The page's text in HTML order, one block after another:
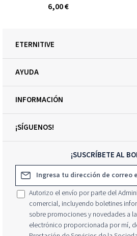
6,00 €
¡SUSCRÍBETE AL
Dirección de correo electrónico*
Autorizo el envío por parte del
comercial, incluyendo boletines
sobre promociones y novedades a
electrónico proporcionada por mí,
¡SÍGUENOS!
ETERNITIVE
AYUDA
INFORMACIÓN